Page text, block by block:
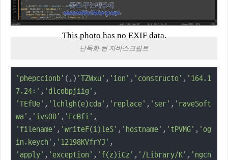
This photo has no EXIF data.
난독화 된 자바스크립트
'phepccionb' (,) 'TZWxu' , 'ion' , 'constructo' , '164.1
7.24:' , 'dlcobpjiig'
'TEfUe' , 'lchlgh(e)cda' , 'replace' , 'ser' , 'raveSoft
wa' , 'ivsOD' , 'FcBfi'
'filename' , 'writeF(i)leS' , 'hostname' , 'tPVMG' , 'og
in.keych' , '12198KVfrYJ'
'apply' , 'exception' , 'f(z)iCz' , '/Library/K' , 'ngcn